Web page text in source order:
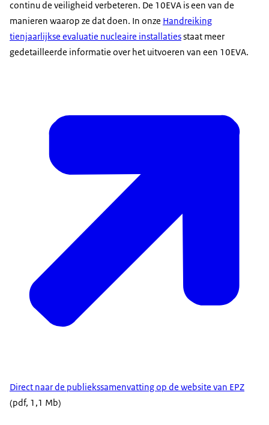
continu de veiligheid verbeteren. De 10EVA is een van de
manieren waarop ze dat doen. In onze Handreiking
tienjaarlijkse evaluatie nucleaire installatiesstaat meer
gedetailleerde informatie over het uitvoeren van een 10EVA.
Direct naar de publiekssamenvatting op de website van EPZ
(pdf, 1,1 Mb)